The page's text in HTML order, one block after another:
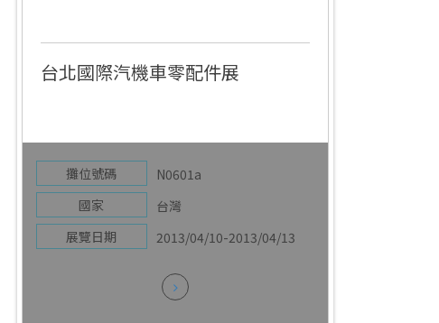
台北國際汽機車零配件展
攤位號碼
N0601a
國家
台灣
展覽日期
2013/04/10-2013/04/13